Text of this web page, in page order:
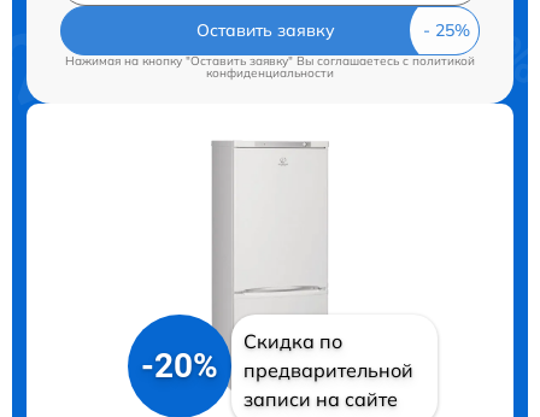
Оставить заявку
Нажимая на кнопку "Оставить заявку" Вы соглашаетесь cполитикой
конфиденциальности
-20%
Скидка по
предварительной
записи на сайте